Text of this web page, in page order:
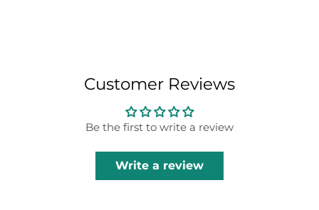
Customer Reviews
Be the first to write a review
Write a review